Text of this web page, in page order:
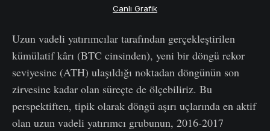
Canlı Grafik
Uzun vadeli yatırımcılar tarafından gerçekleştirilen
kümülatif kârı (BTC cinsinden), yeni bir döngü rekor
seviyesine (ATH) ulaşıldığı noktadan döngünün son
zirvesine kadar olan süreçte de ölçebiliriz. Bu
perspektiften, tipik olarak döngü aşırı uçlarında en aktif
olan uzun vadeli yatırımcı grubunun, 2016-2017